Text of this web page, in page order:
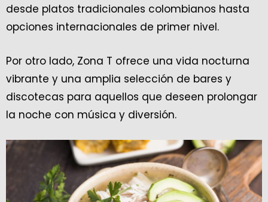
desde platos tradicionales colombianos hasta
opciones internacionales de primer nivel.
Por otro lado, Zona T ofrece una vida nocturna
vibrante y una amplia selección de bares y
discotecas para aquellos que deseen prolongar
la noche con música y diversión.